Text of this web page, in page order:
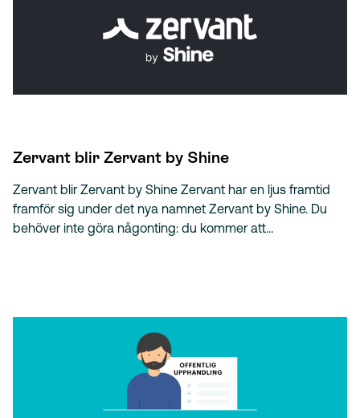
Zervant blir Zervant by Shine
Zervant blir Zervant by Shine Zervant har en ljus framtid
framför sig under det nya namnet Zervant by Shine. Du
behöver inte göra någonting: du kommer att…